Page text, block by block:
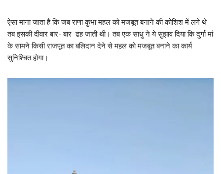
ऐसा माना जाता है कि जब राणा कुंभा महल को मजबूत बनाने की कोशिश में लगे थे
तब इसकी दीवार बार- बार ढह जाती थी। तब एक साधु ने ये सुझाव दिया कि दुर्गा मां
के सामने किसी राजपूत का बलिदान देने से महल को मजबूत बनाने का कार्य
सुनिश्चित होगा।